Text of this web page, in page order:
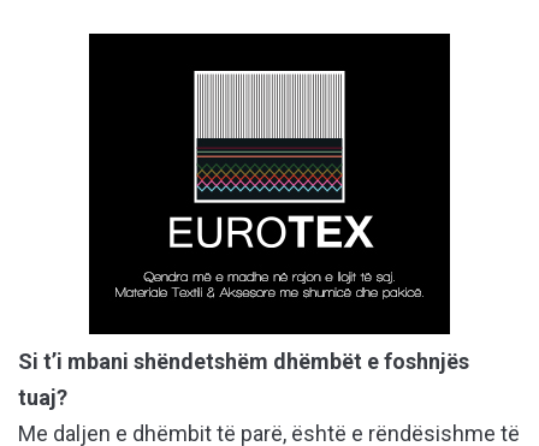
Si t’i mbani shëndetshëm dhëmbët e foshnjës
tuaj?
Me daljen e dhëmbit të parë, është e rëndësishme të